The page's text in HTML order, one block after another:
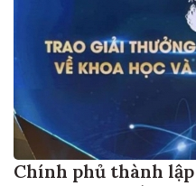
Chính phủ thành